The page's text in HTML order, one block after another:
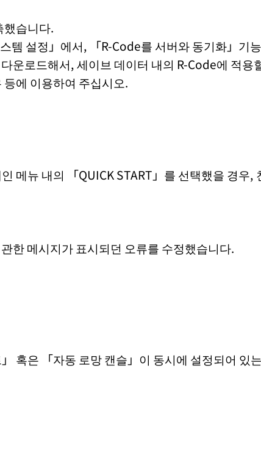
했습니다.
템 설정」에서, 「R-Code를 서버와 동기화」기
운로드해서, 세이브 데이터 내의 R-Code에 적용
에 이용하여 주십시오.
메뉴 내의 「QUICK START」를 선택했을 경우
한 메시지가 표시되던 오류를 수정했습니다.
혹은 「자동 로망 캔슬」이 동시에 설정되어 있